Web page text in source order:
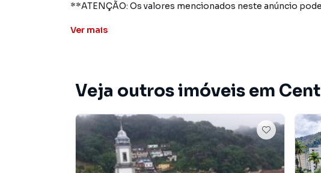
**ATENÇÃO: Os valores mencionados neste anúncio
A Immobile Administradora de Bens tem mais opções de
comerciais, sobrados, terrenos, lojas e barracões para
em construção ou lançamentos na planta em Centro e
encontra milhares de ofertas para encontrar o imóvel
Ver mais
Veja outros imóveis em